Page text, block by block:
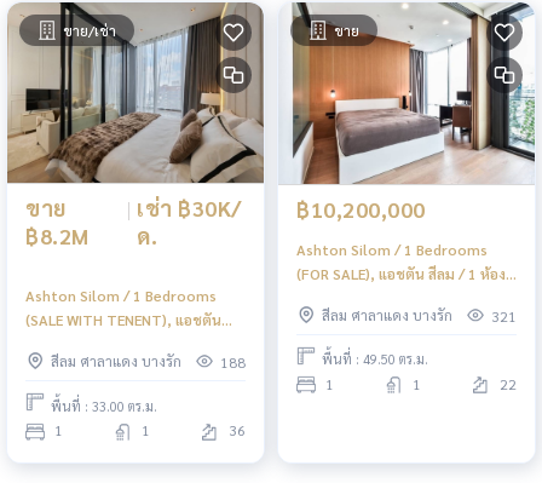
ขาย/เช่า
ขาย
฿8.2M
| เช่า ฿30K/
ด.
Ashton Silom / 1 Bedrooms
(SALE WITH TENENT), แอชตัน
PT024สีลม ศาลาแดง บางรัก 188
พื้นที่ : 33.00 ตร.ม.
1 1 36
ขาย
฿10,200,000
Ashton Silom / 1 Bedrooms
(FOR SALE), แอชตัน สีลม / 1 ห้อง
สีลม ศาลาแดง บางรัก
321
พื้นที่ : 49.50 ตร.ม.
1 1 22